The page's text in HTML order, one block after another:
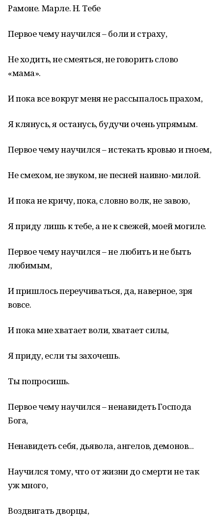
Рамоне. Марле. Н. Тебе
Первое чему научился – боли и страху,
Не ходить, не смеяться, не говорить слово
«мама».
И пока все вокруг меня не рассыпалось прахом,
Я клянусь, я останусь, будучи очень упрямым.
Первое чему научился – истекать кровью и гноем,
Не смехом, не звуком, не песней наивно-милой.
И пока не кричу, пока, словно волк, не завою,
Я приду лишь к тебе, а не к свежей, моей могиле.
Первое чему научился – не любить и не быть
любимым,
И пришлось переучиваться, да, наверное, зря
вовсе.
И пока мне хватает воли, хватает силы,
Я приду, если ты захочешь.
Ты попросишь.
Первое чему научился – ненавидеть Господа
Бога,
Ненавидеть себя, дьявола, ангелов, демонов...
Научился тому, что от жизни до смерти не так
уж много,
Воздвигать дворцы,